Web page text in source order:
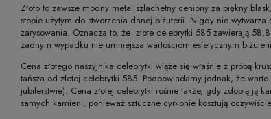
Złoto to zawsze modny metal szlachetny ceniony za piękny
stopie użytym do stworzenia danej biżuterii. Nigdy nie
zarysowania. Oznacza to, że złote celebrytki 585 zawierają
żadnym wypadku nie umniejsza wartościom estetycznym
Cena złotego naszyjnika celebrytki wiąże się właśnie z próbą
tańsza od złotej celebrytki 585. Podpowiadamy jednak, że
jubilerstwie). Cena złotej celebrytki rośnie także, gdy zdobią ją
samych kamieni, ponieważ sztuczne cyrkonie kosztują